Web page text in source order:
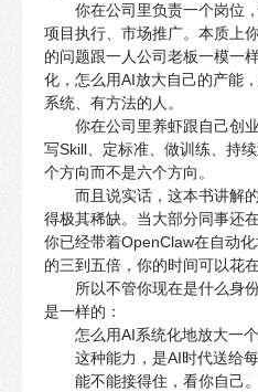
你在公司里负责一个岗位
项目执行、市场推广。本质上
的问题跟一人公司老板一模一
化，怎么用AI放大自己的产能
系统、有方法的人。
你在公司里养虾跟自己创
写Skill、定标准、做训练、持
个方向而不是六个方向。
而且说实话，这本书讲解
得极其稀缺。当大部分同事还
你已经带着OpenClaw在自动
的三到五倍，你的时间可以花
所以不管你现在是什么身
是一样的：
怎么用AI系统化地放大一个
这种能力，是AI时代送给
能不能接得住，看你自己。